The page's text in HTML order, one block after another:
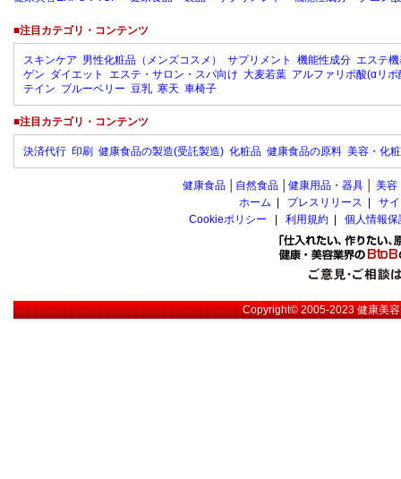
■注目カテゴリ・コンテンツ
スキンケア 男性化粧品（メンズコスメ） サプリメント 機能性成分 エステ
ゲン ダイエット エステ・サロン・スパ向け 大麦若葉 アルファリポ酸(αリポ
テイン ブルーベリー 豆乳 寒天 車椅子
■注目カテゴリ・コンテンツ
決済代行 印刷 健康食品の製造(受託製造) 化粧品 健康食品の原料 美容・化
健康食品 自然食品 健康用品・器具 美容
ホーム
プレスリリース
サ
Cookieポリシー
利用規約 個人情報
Copyright© 2005-2023健康美